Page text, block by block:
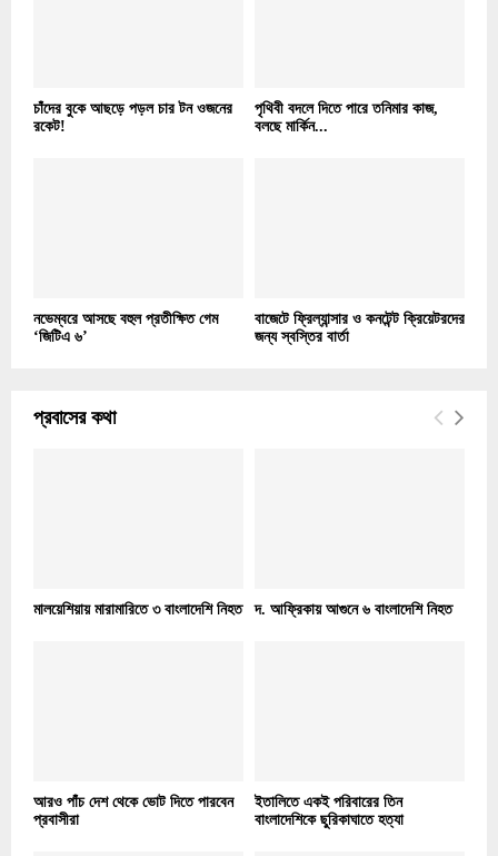
চাঁদের বুকে আছড়ে পড়ল চার টন ওজনের
রকেট!
পৃথিবী বদলে দিতে পারে তনিমার কাজ,
বলছে মার্কিন...
নভেম্বরে আসছে বহুল প্রতীক্ষিত গেম
‘জিটিএ ৬’
বাজেটে ফ্রিল্যান্সার ও কনটেন্ট ক্রিয়েটরদের
জন্য স্বস্তির বার্তা
প্রবাসের কথা
মালয়েশিয়ায় মারামারিতে ৩ বাংলাদেশি নিহত দ. আফ্রিকায় আগুনে ৬ বাংলাদেশি নিহত
আরও পাঁচ দেশ থেকে ভোট দিতে পারবেন
প্রবাসীরা
ইতালিতে একই পরিবারের তিন
বাংলাদেশিকে ছুরিকাঘাতে হত্যা